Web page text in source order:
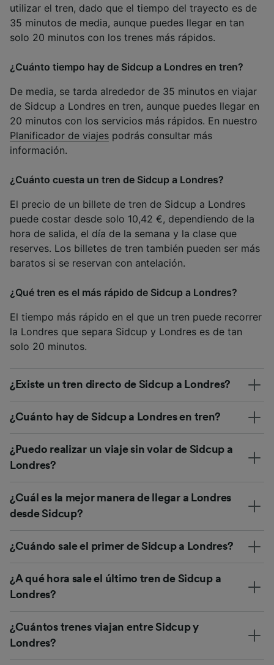
utilizar el tren, dado que el tiempo del trayecto es de
35 minutos de media, aunque puedes llegar en tan
solo 20 minutos con los trenes más rápidos.
¿Cuánto tiempo hay de Sidcup a Londres en tren?
De media, se tarda alrededor de 35 minutos en viajar
de Sidcup a Londres en tren, aunque puedes llegar en
20 minutos con los servicios más rápidos. En nuestro
Planificador de viajes podrás consultar más
información.
¿Cuánto cuesta un tren de Sidcup a Londres?
El precio de un billete de tren de Sidcup a Londres
puede costar desde solo 10,42 €, dependiendo de la
hora de salida, el día de la semana y la clase que
reserves. Los billetes de tren también pueden ser más
baratos si se reservan con antelación.
¿Qué tren es el más rápido de Sidcup a Londres?
El tiempo más rápido en el que un tren puede recorrer
la Londres que separa Sidcup y Londres es de tan
solo 20 minutos.
¿Existe un tren directo de Sidcup a Londres?
¿Cuánto hay de Sidcup a Londres en tren?
¿Puedo realizar un viaje sin volar de Sidcup a
Londres?
¿Cuál es la mejor manera de llegar a Londres
desde Sidcup?
¿Cuándo sale el primer de Sidcup a Londres?
¿A qué hora sale el último tren de Sidcup a
Londres?
¿Cuántos trenes viajan entre Sidcup y
Londres?